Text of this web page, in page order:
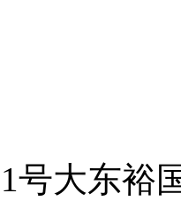
号大东裕